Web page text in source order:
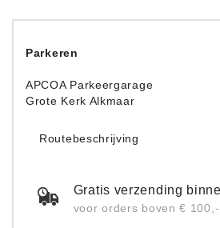
Parkeren
APCOA Parkeergarage
Grote Kerk Alkmaar
Routebeschrijving
Gratis verzending
voor orders boven € 100,-